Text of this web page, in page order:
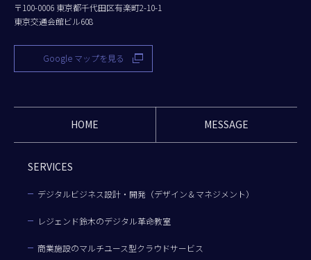
〒100-0006 東京都千代田区有楽町2-10-1
東京交通会館ビル608
Google マップを見る
HOME MESSAGE
SERVICES
デジタルビジネス設計・開発（デザイン＆マネジメント）
レジェンド鈴木のデジタル革命教室
商業施設のマルチユース型クラウドサービス